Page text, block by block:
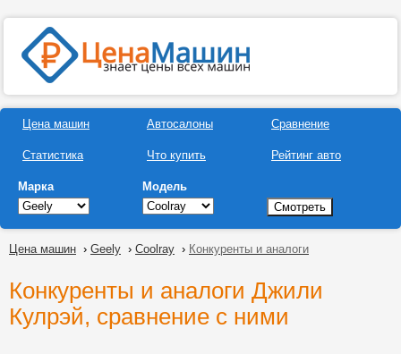
Цена машин
Статистика
Автосалоны
Что купить
Сравнение
Рейтинг авто
Марка Модель
Цена машин › Geely › Coolray › Конкуренты и аналоги
Конкуренты и аналоги Джили
Кулрэй, сравнение с ними